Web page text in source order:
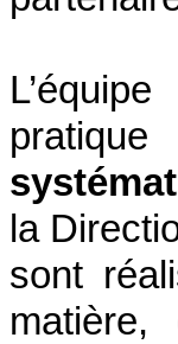
la
sont
matière,